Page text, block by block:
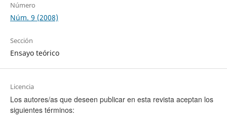
Número
Núm. 9 (2008)
Sección
Ensayo teórico
Licencia
Los autores/as que deseen publicar en esta revista aceptan los
siguientes términos: